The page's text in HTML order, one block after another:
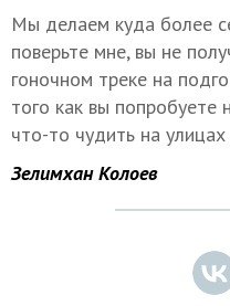
Мы делаем куда более
поверьте мне, вы не
гоночном треке на
того как вы попробуете
что-то чудить на
Зелимхан Колоев